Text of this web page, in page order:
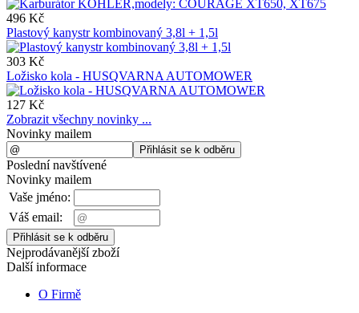
496 Kč
Plastový kanystr kombinovaný 3,8l + 1,5l
303 Kč
Ložisko kola - HUSQVARNA AUTOMOWER
127 Kč
Zobrazit všechny novinky ...
Novinky mailem
Poslední navštívené
Novinky mailem
Vaše jméno:
Váš email:
Nejprodávanější zboží
Další informace
O Firmě